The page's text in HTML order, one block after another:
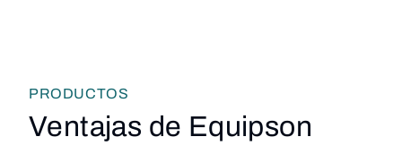
PRODUCTOS
Ventajas de Equipson